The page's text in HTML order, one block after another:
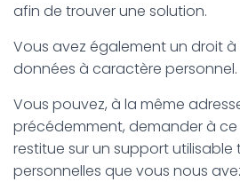
afin de trouver une solution.
Vous avez également un droit
données à caractère personnel.
Vous pouvez, à la même
précédemment, demander à ce
restitue sur un support
personnelles que vous nous